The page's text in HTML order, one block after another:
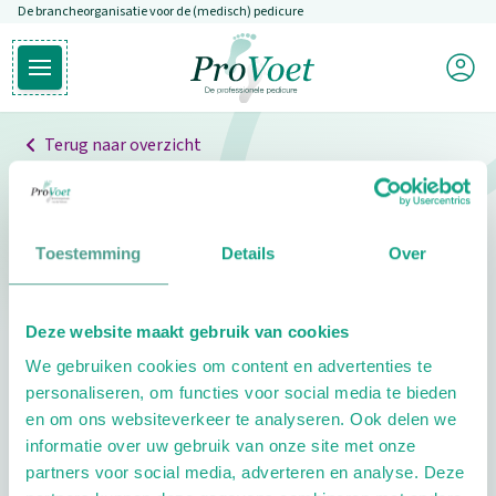
Toestemming Details Over
Deze website maakt gebruik van cookies
We gebruiken cookies om content en advertenties te
personaliseren, om functies voor social media te bieden
en om ons websiteverkeer te analyseren. Ook delen we
informatie over uw gebruik van onze site met onze
partners voor social media, adverteren en analyse. Deze
Overslaan en naar de inhoud gaan
De brancheorganisatie voor de (medisch) pedicure
Open hoofdmenu
Ga naar de homepagina
Mijn
Terug naar overzicht
Professionals
Pedicure niet gevonden
pedicure.